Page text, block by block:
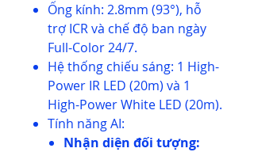
Ống kính: 2.8mm (93°), hỗ
trợ ICR và chế độ ban ngày
Full-Color 24/7.
Hệ thống chiếu sáng: 1 High-
Power IR LED (20m) và 1
High-Power White LED (20m).
Tính năng AI:
Nhận diện đối tượng: